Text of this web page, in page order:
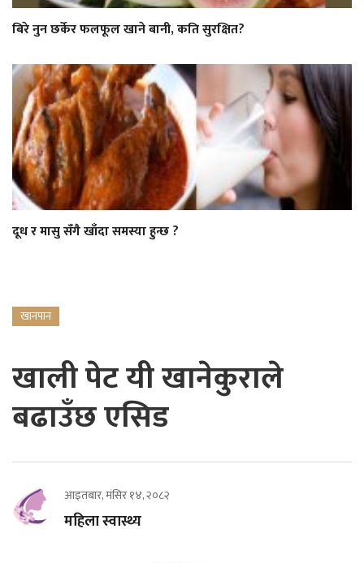
बिरे नुन छर्केर फलफूल खाने बानी, कति सुरक्षित?
दूध र मासु सँगै खाँदा समस्या हुन्छ ?
खानपान
खाली पेट यी खानेकुराले
बढाउँछ एसिड
आइतबार, मंसिर १४, २०८२
महिला स्वास्थ्य